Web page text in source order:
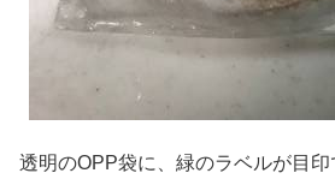
透明のOPP袋に、緑のラベルが目印